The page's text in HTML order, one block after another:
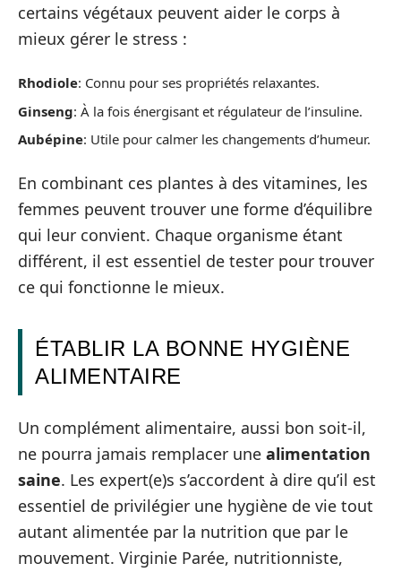
certains végétaux peuvent aider le corps à
mieux gérer le stress :
Rhodiole: Connu pour ses propriétés relaxantes.
Ginseng: À la fois énergisant et régulateur de l’insuline.
Aubépine: Utile pour calmer les changements d’humeur.
En combinant ces plantes à des vitamines, les
femmes peuvent trouver une forme d’équilibre
qui leur convient. Chaque organisme étant
différent, il est essentiel de tester pour trouver
ce qui fonctionne le mieux.
ÉTABLIR LA BONNE HYGIÈNE
ALIMENTAIRE
Un complément alimentaire, aussi bon soit-il,
ne pourra jamais remplacer une alimentation
saine. Les expert(e)s s’accordent à dire qu’il est
essentiel de privilégier une hygiène de vie tout
autant alimentée par la nutrition que par le
mouvement. Virginie Parée, nutritionniste,